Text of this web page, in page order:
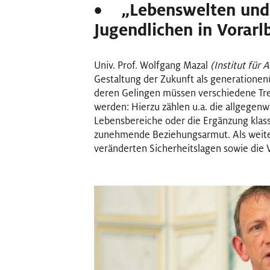
• „Lebenswelten
Jugendlichen in
Univ. Prof. Wolfgang Mazal (Institut für
Gestaltung der Zukunft als
deren Gelingen müssen verschiedene
werden: Hierzu zählen u.a. die
Lebensbereiche oder die Ergänzung
zunehmende Beziehungsarmut. Als
veränderten Sicherheitslagen sowie die